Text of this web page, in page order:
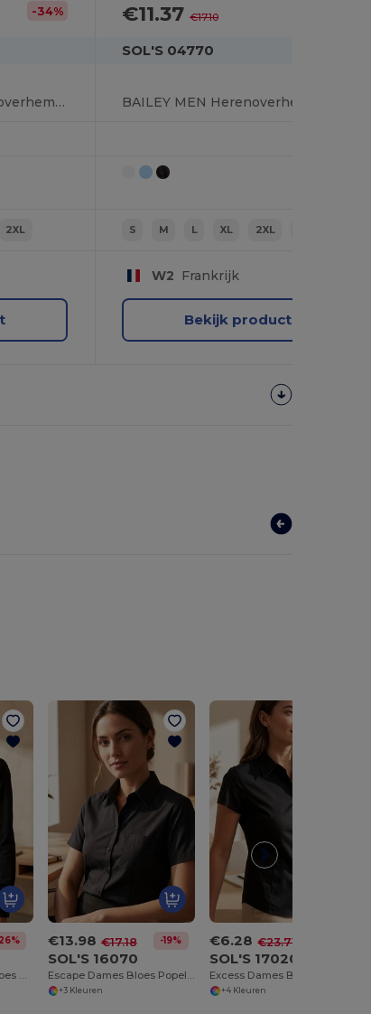
-34%
BAILEY WOMEN Damesoverhemd In Popeline Met Lange Mouwen
2XL
€11.37€17.10
SOL'S 04770
S M L XL 2XL
W2 Frankrijk
Bekijk product
€13.98 €17.18 -19%
SOL'S 16070
+3 Kleuren
€6.28 €23.71
SOL'S 17020
+4 Kleuren